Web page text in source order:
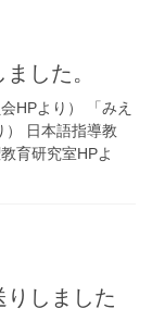
した。
HPより） 「みえ
） 日本語指導教
育研究室HPよ
しました